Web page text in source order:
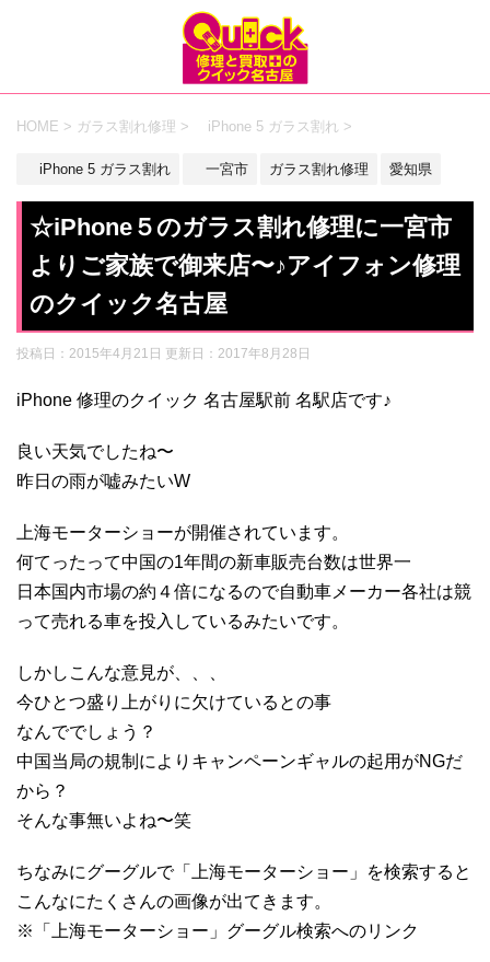
HOME > ガラス割れ修理 > iPhone 5 ガラス割れ >
iPhone 5 ガラス割れ 一宮市 ガラス割れ修理 愛知県
☆iPhone５のガラス割れ修理に一宮市
よりご家族で御来店〜♪アイフォン修理
のクイック名古屋
投稿日：2015年4月21日 更新日： 2017年8月28日
iPhone 修理のクイック 名古屋駅前 名駅店です♪
良い天気でしたね〜
昨日の雨が嘘みたいW
上海モーターショーが開催されています。
何てったって中国の1年間の新車販売台数は世界一
日本国内市場の約４倍になるので自動車メーカー各社は競
って売れる車を投入しているみたいです。
しかしこんな意見が、、、
今ひとつ盛り上がりに欠けているとの事
なんででしょう？
中国当局の規制によりキャンペーンギャルの起用がNGだ
から？
そんな事無いよね〜笑
ちなみにグーグルで「上海モーターショー」を検索すると
こんなにたくさんの画像が出てきます。
※「上海モーターショー」グーグル検索へのリンク